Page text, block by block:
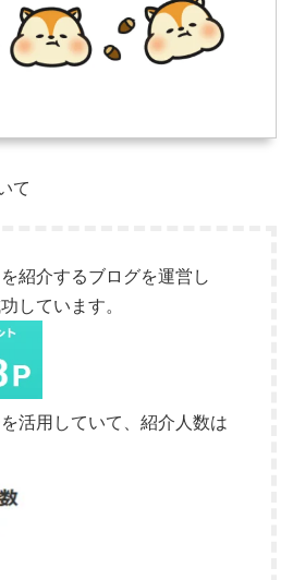
て
紹介するブログを運営し
しています。
活用していて、紹介人数は